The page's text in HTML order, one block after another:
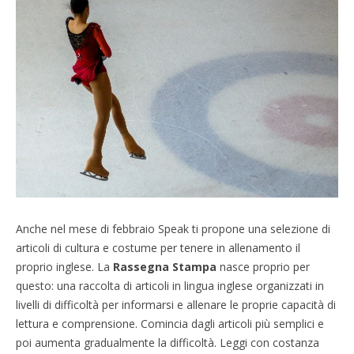
Anche nel mese di febbraio Speak ti propone una selezione di
articoli di cultura e costume per tenere in allenamento il
proprio inglese. La Rassegna Stampa nasce proprio per
questo: una raccolta di articoli in lingua inglese organizzati in
livelli di difficoltà per informarsi e allenare le proprie capacità di
lettura e comprensione. Comincia dagli articoli più semplici e
poi aumenta gradualmente la difficoltà. Leggi con costanza